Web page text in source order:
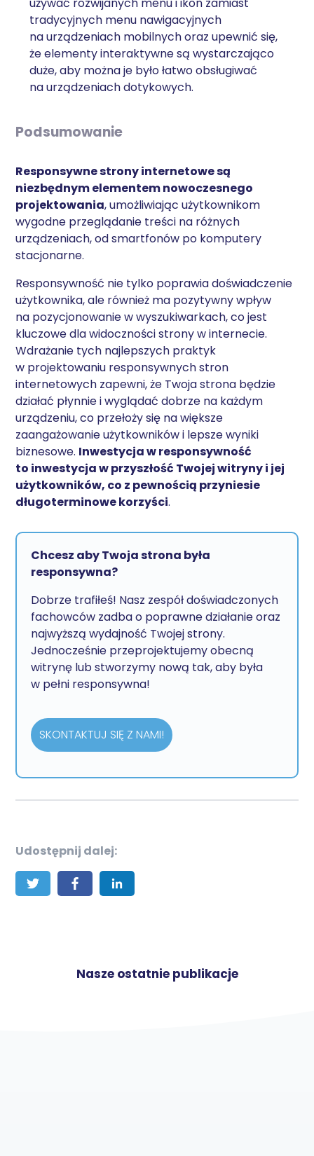
tradycyjnych menu nawigacyjnych
na urządzeniach mobilnych oraz upewnić się,
że elementy interaktywne są wystarczająco
duże, aby można je było łatwo obsługiwać
na urządzeniach dotykowych.
Podsumowanie
Responsywne strony internetowe są
niezbędnym elementem nowoczesnego
projektowania, umożliwiając użytkownikom
wygodne przeglądanie treści na różnych
urządzeniach, od smartfonów po komputery
stacjonarne.
Responsywność nie tylko poprawia doświadczenie
użytkownika, ale również ma pozytywny wpływ
na pozycjonowanie w wyszukiwarkach, co jest
kluczowe dla widoczności strony w internecie.
Wdrażanie tych najlepszych praktyk
w projektowaniu responsywnych stron
internetowych zapewni, że Twoja strona będzie
działać płynnie i wyglądać dobrze na każdym
urządzeniu, co przełoży się na większe
zaangażowanie użytkowników i lepsze wyniki
biznesowe. Inwestycja w responsywność
to inwestycja w przyszłość Twojej witryny i jej
użytkowników, co z pewnością przyniesie
długoterminowe korzyści.
Chcesz aby Twoja strona była
responsywna?
Dobrze trafiłeś! Nasz zespół doświadczonych
fachowców zadba o poprawne działanie oraz
najwyższą wydajność Twojej strony.
Jednocześnie przeprojektujemy obecną
witrynę lub stworzymy nową tak, aby była
w pełni responsywna!
SKONTAKTUJ SIĘ Z NAMI!
Udostępnij dalej:
Nasze ostatnie publikacje